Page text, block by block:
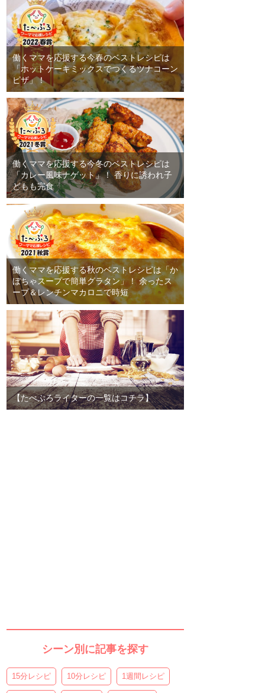
働くママを応援する今春のベストレシピは
「ホットケーキミックスでつくるツナコーン
ピザ」！
働くママを応援する今冬のベストレシピは
「カレー風味ナゲット」！ 香りに誘われ子
どもも完食
働くママを応援する秋のベストレシピは「か
ぼちゃスープで簡単グラタン」！ 余ったス
ープ＆レンチンマカロニで時短
【たべぷろライターの一覧はコチラ】
シーン別に記事を探す
15分レシピ 10分レシピ 1週間レシピ